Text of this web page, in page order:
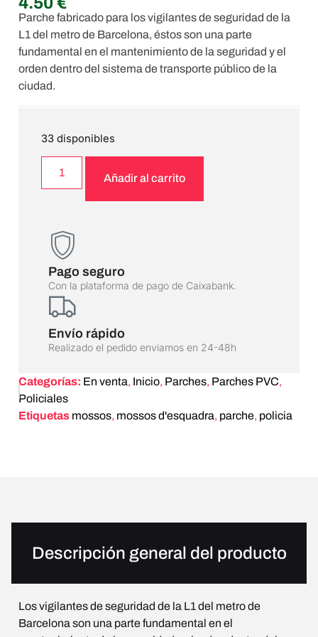
Parche fabricado para los vigilantes de seguridad de la
L1 del metro de Barcelona, éstos son una parte
fundamental en el mantenimiento de la seguridad y el
orden dentro del sistema de transporte público de la
ciudad.
33 disponibles
Añadir al carrito
Pago seguro
Con la plataforma de pago de Caixabank.
Envío rápido
Realizado el pedido enviamos en 24-48h
Categorías: En venta, Inicio, Parches, Parches PVC,
Policiales
Etiquetas mossos, mossos d'esquadra, parche, policia
Descripción general del producto
Los vigilantes de seguridad de la L1 del metro de
Barcelona son una parte fundamental en el